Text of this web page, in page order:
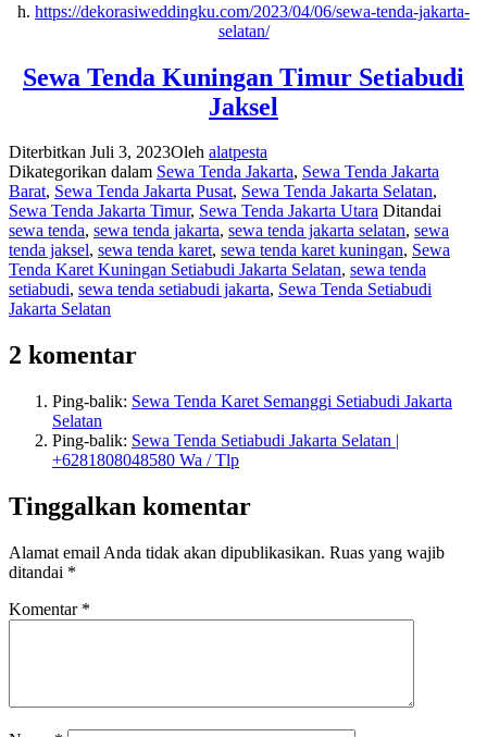
h. https://dekorasiweddingku.com/2023/04/06/sewa-tenda-jakarta-
selatan/
Sewa Tenda Kuningan Timur Setiabudi
Jaksel
Diterbitkan Juli 3, 2023Oleh alatpesta
Dikategorikan dalam Sewa Tenda Jakarta, Sewa Tenda Jakarta
Barat, Sewa Tenda Jakarta Pusat, Sewa Tenda Jakarta Selatan,
Sewa Tenda Jakarta Timur, Sewa Tenda Jakarta Utara Ditandai
sewa tenda, sewa tenda jakarta, sewa tenda jakarta selatan, sewa
tenda jaksel, sewa tenda karet, sewa tenda karet kuningan, Sewa
Tenda Karet Kuningan Setiabudi Jakarta Selatan, sewa tenda
setiabudi, sewa tenda setiabudi jakarta, Sewa Tenda Setiabudi
Jakarta Selatan
2 komentar
Ping-balik: Sewa Tenda Karet Semanggi Setiabudi Jakarta
Selatan
Ping-balik: Sewa Tenda Setiabudi Jakarta Selatan |
+6281808048580 Wa / Tlp
Tinggalkan komentar
Alamat email Anda tidak akan dipublikasikan. Ruas yang wajib
ditandai *
Komentar *